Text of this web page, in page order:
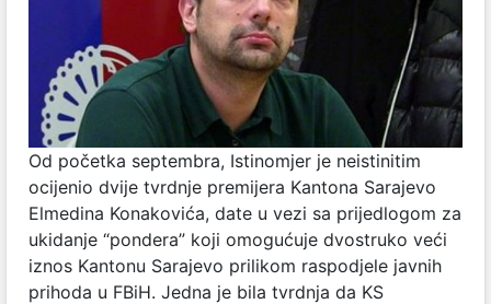
Od početka septembra, Istinomjer je neistinitim
ocijenio dvije tvrdnje premijera Kantona Sarajevo
Elmedina Konakovića, date u vezi sa prijedlogom za
ukidanje “pondera” koji omogućuje dvostruko veći
iznos Kantonu Sarajevo prilikom raspodjele javnih
prihoda u FBiH. Jedna je bila tvrdnja da KS